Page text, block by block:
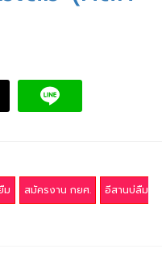
ม สมัครงาน กยศ.
อีสานบ่ลืม